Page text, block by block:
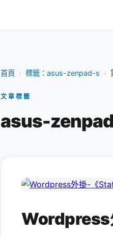
首頁 › 標籤：asus-zenpad-s ›
文章標籤
asus-
Wordpress